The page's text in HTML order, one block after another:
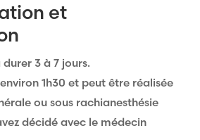
et
3 à 7 jours.
1h30 et peut être réalisée
ou sous rachianesthésie
décidé avec le médecin